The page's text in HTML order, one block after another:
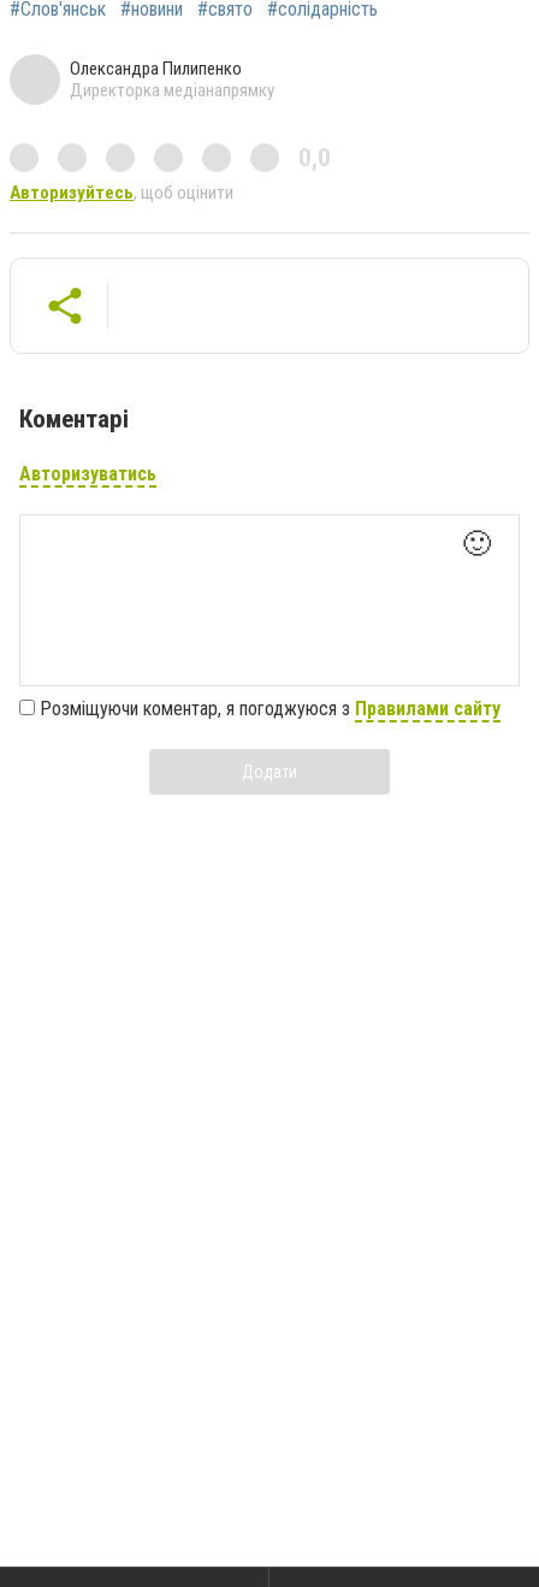
#Слов'янськ #новини #свято #солідарність
Олександра Пилипенко
Директорка медіанапрямку
0,0
Авторизуйтесь, щоб оцінити
Коментарі
Авторизуватись
🙂
Розміщуючи коментар, я погоджуюся з Правилами сайту
Додати